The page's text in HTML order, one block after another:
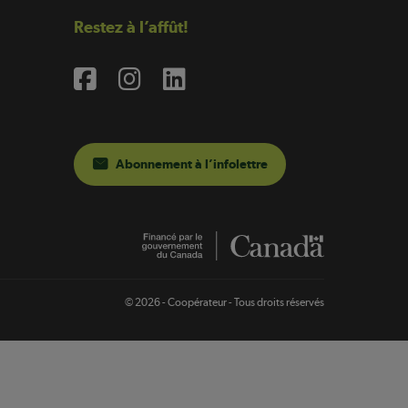
Restez à l’affût!
Abonnement à l’infolettre
© 2026 - Coopérateur - Tous droits réservés